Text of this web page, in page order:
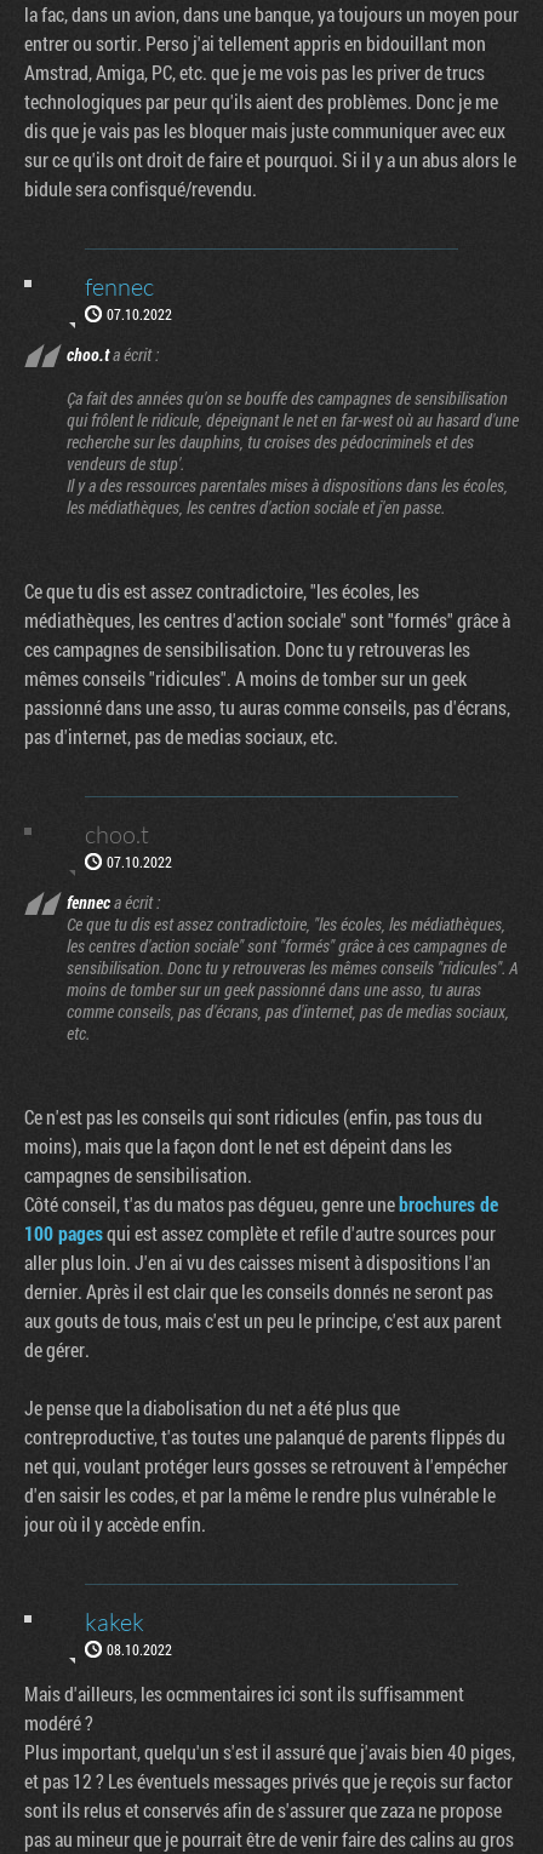
la fac, dans un avion, dans une banque, ya toujours un moyen pour
entrer ou sortir. Perso j'ai tellement appris en bidouillant mon
Amstrad, Amiga, PC, etc. que je me vois pas les priver de trucs
technologiques par peur qu'ils aient des problèmes. Donc je me
dis que je vais pas les bloquer mais juste communiquer avec eux
sur ce qu'ils ont droit de faire et pourquoi. Si il y a un abus alors le
bidule sera confisqué/revendu.
fennec
07.10.2022
choo.ta écrit :
Ça fait des années qu'on se bouffe des campagnes de sensibilisation
qui frôlent le ridicule, dépeignant le net en far-west où au hasard d'une
recherche sur les dauphins, tu croises des pédocriminels et des
vendeurs de stup'.
Il y a des ressources parentales mises à dispositions dans les écoles,
les médiathèques, les centres d'action sociale et j'en passe.
Ce que tu dis est assez contradictoire, "les écoles, les
médiathèques, les centres d'action sociale" sont "formés" grâce à
ces campagnes de sensibilisation. Donc tu y retrouveras les
mêmes conseils "ridicules". A moins de tomber sur un geek
passionné dans une asso, tu auras comme conseils, pas d'écrans,
pas d'internet, pas de medias sociaux, etc.
choo.t
07.10.2022
fenneca écrit :
Ce que tu dis est assez contradictoire, "les écoles, les médiathèques,
les centres d'action sociale" sont "formés" grâce à ces campagnes de
sensibilisation. Donc tu y retrouveras les mêmes conseils "ridicules". A
moins de tomber sur un geek passionné dans une asso, tu auras
comme conseils, pas d'écrans, pas d'internet, pas de medias sociaux,
etc.
Ce n'est pas les conseils qui sont ridicules (enfin, pas tous du
moins), mais que la façon dont le net est dépeint dans les
campagnes de sensibilisation.
Côté conseil, t'as du matos pas dégueu, genre unebrochures de
100 pagesqui est assez complète et refile d'autre sources pour
aller plus loin. J'en ai vu des caisses misent à dispositions l'an
dernier. Après il est clair que les conseils donnés ne seront pas
aux gouts de tous, mais c'est un peu le principe, c'est aux parent
de gérer.
Je pense que la diabolisation du net a été plus que
contreproductive, t'as toutes une palanqué de parents flippés du
net qui, voulant protéger leurs gosses se retrouvent à l'empécher
d'en saisir les codes, et par la même le rendre plus vulnérable le
jour où il y accède enfin.
kakek
08.10.2022
Mais d'ailleurs, les ocmmentaires ici sont ils suffisamment
modéré ?
Plus important, quelqu'un s'est il assuré que j'avais bien 40 piges,
et pas 12 ? Les éventuels messages privés que je reçois sur factor
sont ils relus et conservés afin de s'assurer que zaza ne propose
pas au mineur que je pourrait être de venir faire des calins au gros